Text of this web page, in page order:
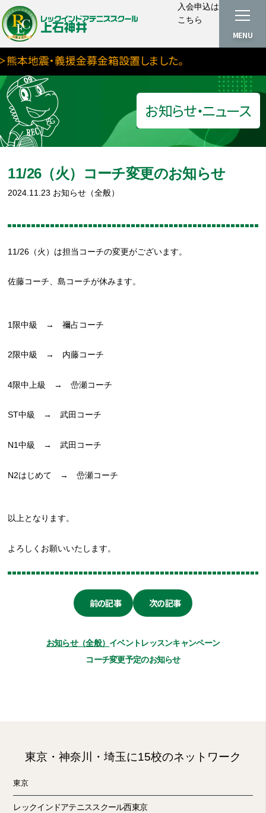
入会申込は
こちら
MENU
本地震・義援金募金箱設置しました。
お知らせ・ニュース
11/26（火）コーチ変更のお知らせ
2024.11.23 お知らせ（全般）
11/26（火）は担当コーチの変更がございます。
佐藤コーチ、島コーチが休みます。
1限中級 → 禰占コーチ
2限中級 → 内藤コーチ
4限中上級 → 嵒瀬コーチ
ST中級 → 武田コーチ
N1中級 → 武田コーチ
N2はじめて → 嵒瀬コーチ
以上となります。
よろしくお願いいたします。
前の記事 次の記事
お知らせ（全般） イベントレッスンキャンペーン
コーチ変更予定のお知らせ
東京・神奈川・埼玉に15校のネットワーク
東京
レックインドアテニススクール西東京